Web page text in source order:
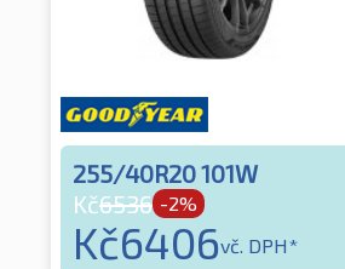
255/40R20 101W
Kč6536 -2%
Kč6406vč. DPH*